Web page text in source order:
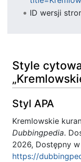
ID wersji
Style
Styl APA
Kremlowskie
Dubbingpedia.
2026, Dostępny
https://